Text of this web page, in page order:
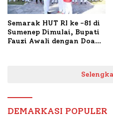
Semarak HUT RI ke -81 di
Sumenep Dimulai, Bupati
Fauzi Awali dengan Doa
DEMARKASI POPULER